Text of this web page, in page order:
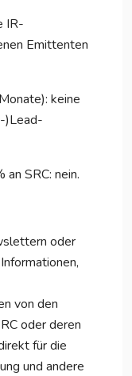
IR-
Emittenten
keine
)Lead-
SRC: nein.
oder
von den
oder deren
für die
und andere